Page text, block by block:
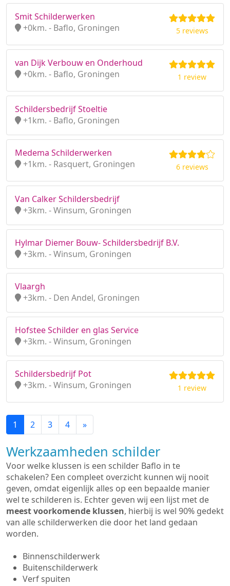
Smit Schilderwerken
+0km. - Baflo, Groningen
5 reviews
van Dijk Verbouw en Onderhoud
+0km. - Baflo, Groningen
1 review
Schildersbedrijf Stoeltie
+1km. - Baflo, Groningen
Medema Schilderwerken
+1km. - Rasquert, Groningen
6 reviews
Van Calker Schildersbedrijf
+3km. - Winsum, Groningen
Hylmar Diemer Bouw- Schildersbedrijf B.V.
+3km. - Winsum, Groningen
Vlaargh
+3km. - Den Andel, Groningen
Hofstee Schilder en glas Service
+3km. - Winsum, Groningen
Schildersbedrijf Pot
+3km. - Winsum, Groningen
1 review
1 2 3 4 »
Werkzaamheden schilder
Voor welke klussen is een schilder Baflo in te
schakelen? Een compleet overzicht kunnen wij nooit
geven, omdat eigenlijk alles op een bepaalde manier
wel te schilderen is. Echter geven wij een lijst met de
meest voorkomende klussen, hierbij is wel 90% gedekt
van alle schilderwerken die door het land gedaan
worden.
Binnenschilderwerk
Buitenschilderwerk
Verf spuiten